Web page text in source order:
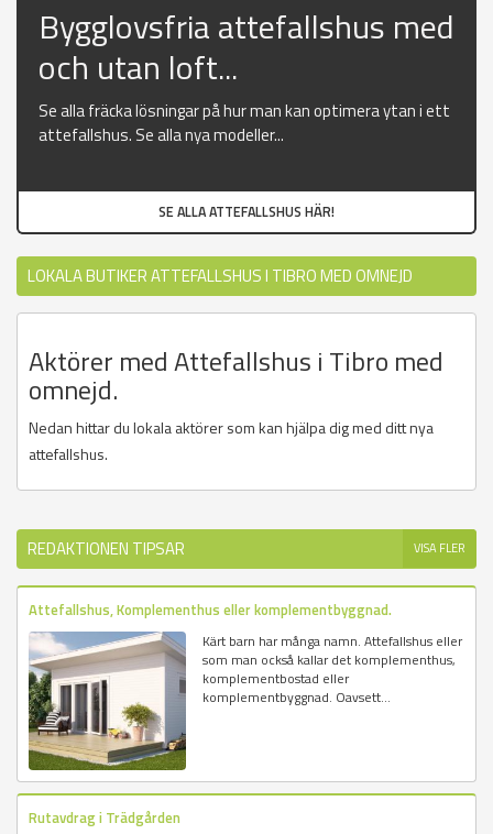
Bygglovsfria attefallshus med
och utan loft...
Se alla fräcka lösningar på hur man kan optimera ytan i ett
attefallshus. Se alla nya modeller...
SE ALLA ATTEFALLSHUS HÄR!
LOKALA BUTIKER ATTEFALLSHUS I TIBRO MED OMNEJD
Aktörer med Attefallshus i Tibro med
omnejd.
Nedan hittar du lokala aktörer som kan hjälpa dig med ditt nya
attefallshus.
REDAKTIONEN TIPSAR VISA FLER
Attefallshus, Komplementhus eller komplementbyggnad.
Kärt barn har många namn. Attefallshus eller
som man också kallar det komplementhus,
komplementbostad eller
komplementbyggnad. Oavsett...
Rutavdrag i Trädgården